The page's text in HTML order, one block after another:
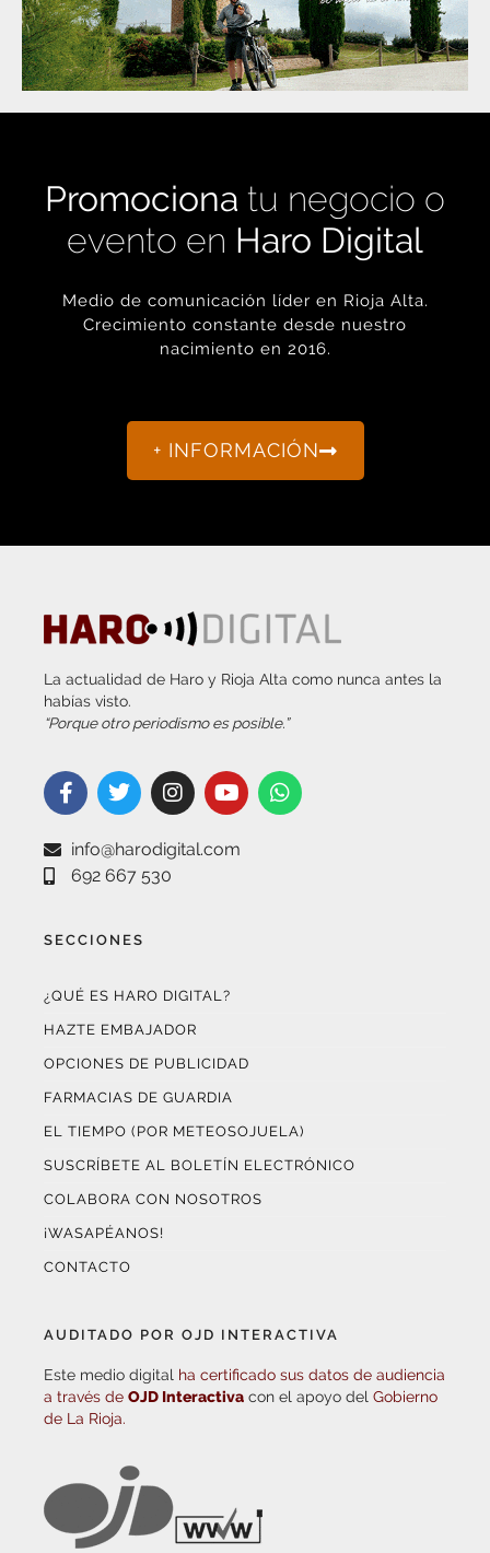
Promociona tu negocio o
evento en Haro Digital
Medio de comunicación líder en Rioja Alta.
Crecimiento constante desde nuestro
nacimiento en 2016.
+ INFORMACIÓN
La actualidad de Haro y Rioja Alta como nunca antes la
habías visto.
“Porque otro periodismo es posible.”
info@harodigital.com
692 667 530
SECCIONES
¿QUÉ ES HARO DIGITAL?
HAZTE EMBAJADOR
OPCIONES DE PUBLICIDAD
FARMACIAS DE GUARDIA
EL TIEMPO (POR METEOSOJUELA)
SUSCRÍBETE AL BOLETÍN ELECTRÓNICO
COLABORA CON NOSOTROS
¡WASAPÉANOS!
CONTACTO
AUDITADO POR OJD INTERACTIVA
Este medio digital ha certificado sus datos de audiencia
a través de OJD Interactiva con el apoyo del Gobierno
de La Rioja.